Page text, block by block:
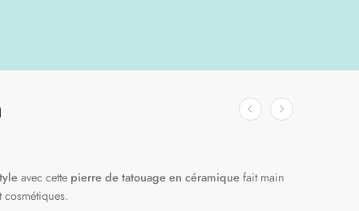
avec cette pierre de tatouage en céramiquefait main
cosmétiques.